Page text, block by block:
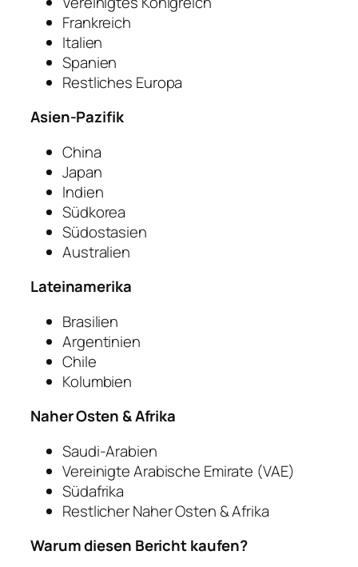
Frankreich
Italien
Spanien
Restliches Europa
Asien-Pazifik
China
Japan
Indien
Südkorea
Südostasien
Australien
Lateinamerika
Brasilien
Argentinien
Chile
Kolumbien
Naher Osten & Afrika
Saudi-Arabien
Vereinigte Arabische Emirate (VAE)
Südafrika
Restlicher Naher Osten & Afrika
Warum diesen Bericht kaufen?